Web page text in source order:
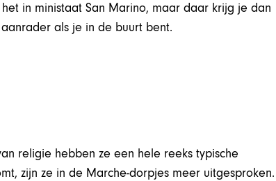
in ministaat San Marino, maar daar krijg je dan
als je in de buurt bent.
religie hebben ze een hele reeks typische
zijn ze in de Marche-dorpjes meer uitgesproken.